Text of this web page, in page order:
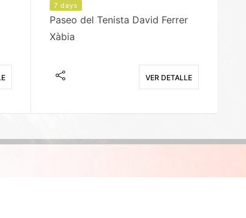
7 days
Paseo del Tenista David Ferrer
Xàbia
VER DETALLE